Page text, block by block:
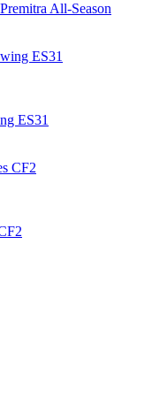
All-Season
ES31